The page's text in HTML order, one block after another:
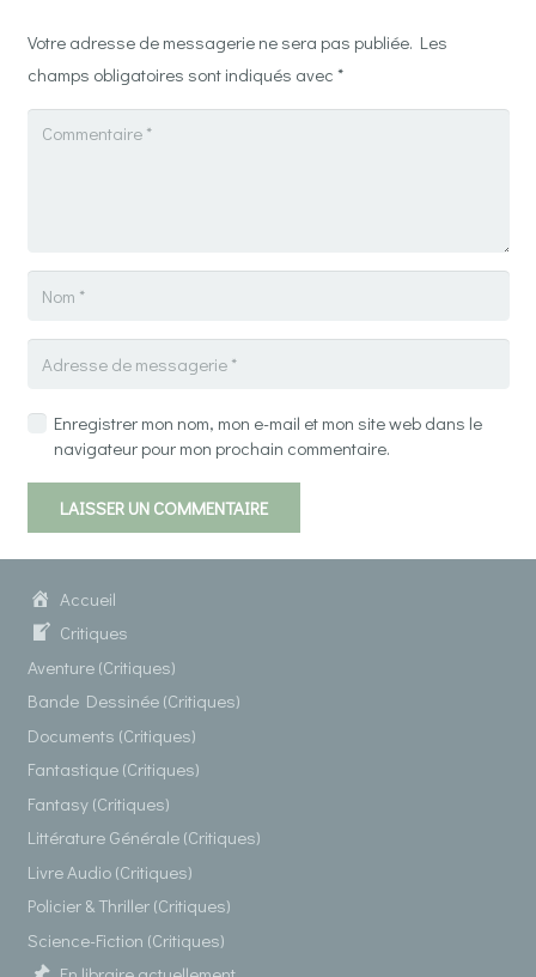
Votre adresse de messagerie ne sera pas publiée. Les
champs obligatoires sont indiqués avec *
Enregistrer mon nom, mon e-mail et mon site web dans le
navigateur pour mon prochain commentaire.
LAISSER UN COMMENTAIRE
Accueil
Critiques
Aventure (Critiques)
Bande Dessinée (Critiques)
Documents (Critiques)
Fantastique (Critiques)
Fantasy (Critiques)
Littérature Générale (Critiques)
Livre Audio (Critiques)
Policier & Thriller (Critiques)
Science-Fiction (Critiques)